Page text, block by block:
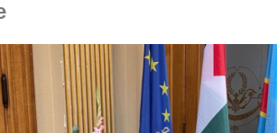
Consulter l'article "La Commune d’Ixelles